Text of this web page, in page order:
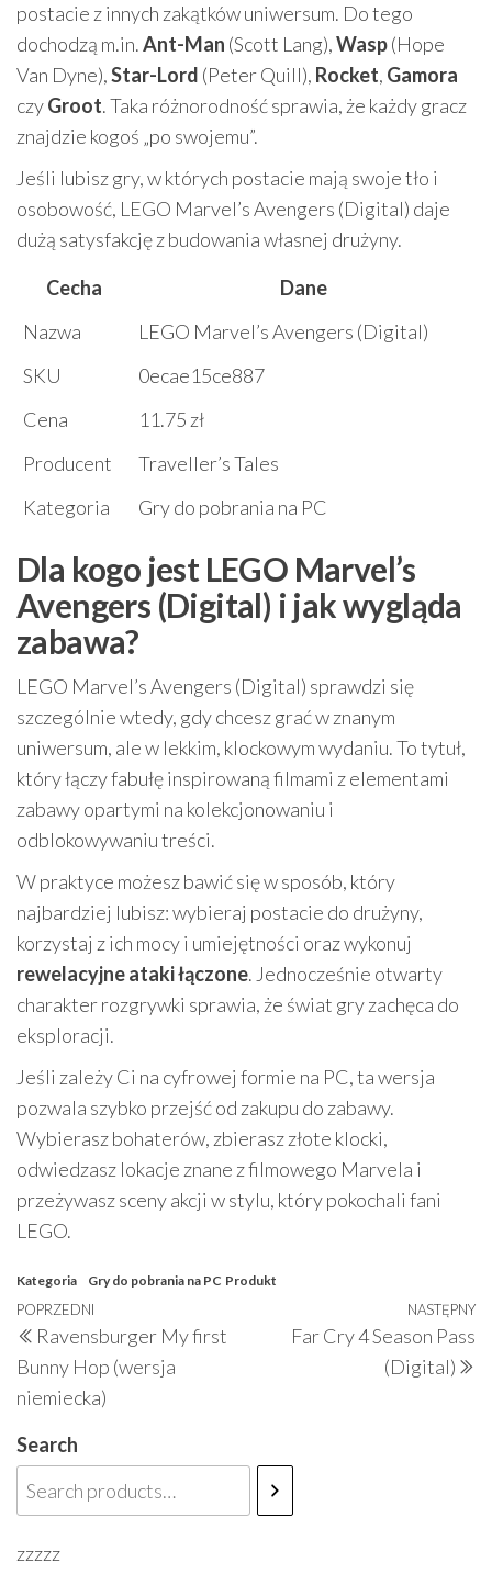
postacie z innych zakątków uniwersum. Do tego
dochodzą m.in.Ant-Man (Scott Lang),Wasp(Hope
Van Dyne),Star-Lord (Peter Quill), Rocket, Gamora
czyGroot. Taka różnorodność sprawia, że każdy gracz
znajdzie kogoś „po swojemu”.
Jeśli lubisz gry, w których postacie mają swoje tło i
osobowość, LEGO Marvel’s Avengers (Digital) daje
dużą satysfakcję z budowania własnej drużyny.
Cecha
Dane
Nazwa
LEGO Marvel’s Avengers (Digital)
SKU
0ecae15ce887
Cena
11.75 zł
Producent
Traveller’s Tales
Kategoria
Gry do pobrania na PC
Dla kogo jest LEGO Marvel’s
Avengers (Digital) i jak wygląda
zabawa?
LEGO Marvel’s Avengers (Digital) sprawdzi się
szczególnie wtedy, gdy chcesz grać w znanym
uniwersum, ale w lekkim, klockowym wydaniu. To tytuł,
który łączy fabułę inspirowaną filmami z elementami
zabawy opartymi na kolekcjonowaniu i
odblokowywaniu treści.
W praktyce możesz bawić się w sposób, który
najbardziej lubisz: wybieraj postacie do drużyny,
korzystaj z ich mocy i umiejętności oraz wykonuj
rewelacyjne ataki łączone. Jednocześnie otwarty
charakter rozgrywki sprawia, że świat gry zachęca do
eksploracji.
Jeśli zależy Ci na cyfrowej formie na PC, ta wersja
pozwala szybko przejść od zakupu do zabawy.
Wybierasz bohaterów, zbierasz złote klocki,
odwiedzasz lokacje znane z filmowego Marvela i
przeżywasz sceny akcji w stylu, który pokochali fani
LEGO.
Kategoria Gry do pobrania na PC Produkt
Nawigacja
wpisu
Poprzedni
wpis
POPRZEDNI
Ravensburger My first
Bunny Hop (wersja
niemiecka)
NASTĘPNY
Far Cry 4 Season Pass
(Digital)
Search
zzzzz